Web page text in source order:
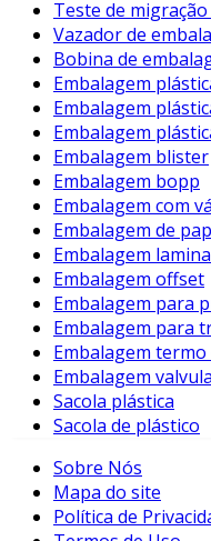
Teste de
Vazador de
Bobina de
Embalagem
Embalagem
Embalagem
Embalagem blister
Embalagem bopp
Embalagem com
Embalagem de
Embalagem
Embalagem offset
Embalagem para
Embalagem para
Embalagem
Embalagem
Sacola plástica
Sacola de plástico
Sobre Nós
Mapa do site
Política de